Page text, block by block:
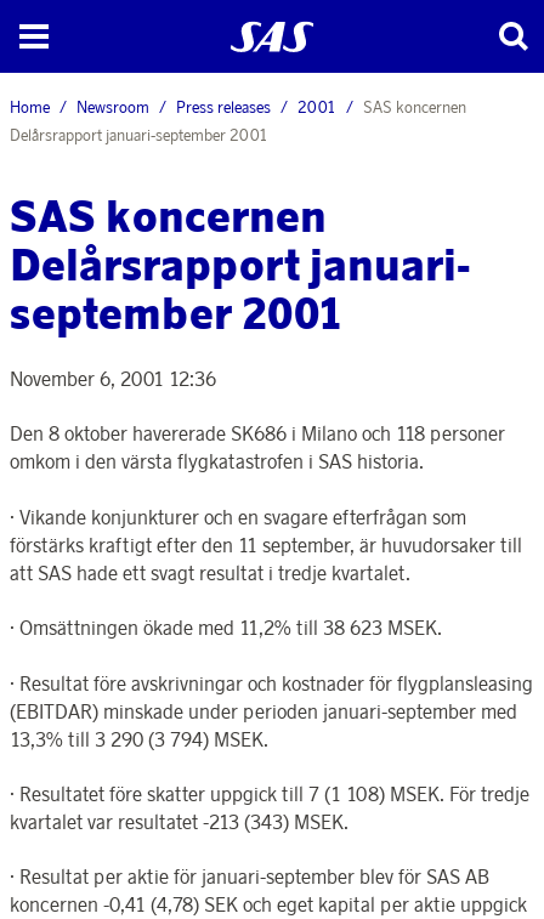
Home Newsroom Press releases 2001
SAS koncernen
Delårsrapport januari-september 2001
SAS koncernen
Delårsrapport januari-
september 2001
November 6, 2001 12:36
Den 8 oktober havererade SK686 i Milano och 118 personer
omkom i den värsta flygkatastrofen i SAS historia.
· Vikande konjunkturer och en svagare efterfrågan som
förstärks kraftigt efter den 11 september, är huvudorsaker till
att SAS hade ett svagt resultat i tredje kvartalet.
· Omsättningen ökade med 11,2% till 38 623 MSEK.
· Resultat före avskrivningar och kostnader för flygplansleasing
(EBITDAR) minskade under perioden januari-september med
13,3% till 3 290 (3 794) MSEK.
· Resultatet före skatter uppgick till 7 (1 108) MSEK. För tredje
kvartalet var resultatet -213 (343) MSEK.
· Resultat per aktie för januari-september blev för SAS AB
koncernen -0,41 (4,78) SEK och eget kapital per aktie uppgick